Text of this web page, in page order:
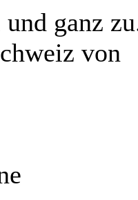
ganz
von